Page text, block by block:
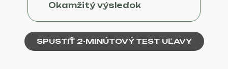
Okamžitý výsledok
SPUSTIŤ 2-MINÚTOVÝ TEST UĽAVY